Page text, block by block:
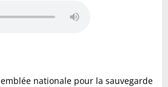
nationale pour la sauvegarde